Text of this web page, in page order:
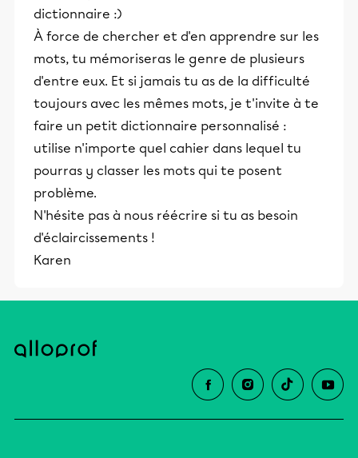
dictionnaire :)
À force de chercher et d'en apprendre sur les
mots, tu mémoriseras le genre de plusieurs
d'entre eux. Et si jamais tu as de la difficulté
toujours avec les mêmes mots, je t'invite à te
faire un petit dictionnaire personnalisé :
utilise n'importe quel cahier dans lequel tu
pourras y classer les mots qui te posent
problème.
N'hésite pas à nous réécrire si tu as besoin
d'éclaircissements !
Karen